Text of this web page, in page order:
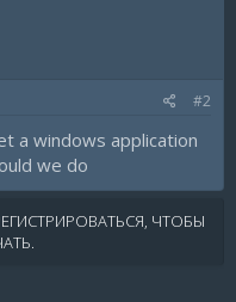
#2
a windows application
we do
ЧТОБЫ